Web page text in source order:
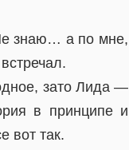
знаю… а по мне,
зато Лида —
в принципе и
вот так.